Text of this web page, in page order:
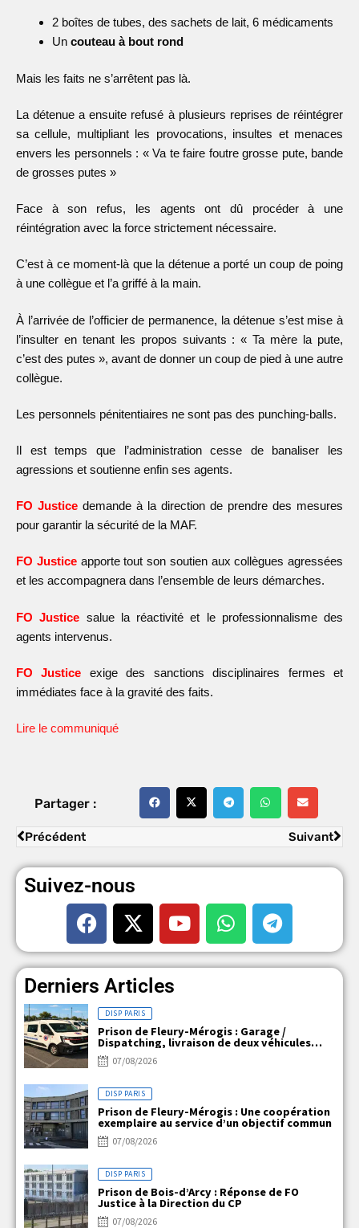
2 boîtes de tubes, des sachets de lait, 6 médicaments
Un couteau à bout rond
Mais les faits ne s’arrêtent pas là.
La détenue a ensuite refusé à plusieurs reprises de réintégrer
sa cellule, multipliant les provocations, insultes et menaces
envers les personnels : « Va te faire foutre grosse pute, bande
de grosses putes »
Face à son refus, les agents ont dû procéder à une
réintégration avec la force strictement nécessaire.
C’est à ce moment-là que la détenue a porté un coup de poing
à une collègue et l’a griffé à la main.
À l’arrivée de l’officier de permanence, la détenue s’est mise à
l’insulter en tenant les propos suivants : « Ta mère la pute,
c’est des putes », avant de donner un coup de pied à une autre
collègue.
Les personnels pénitentiaires ne sont pas des punching-balls.
Il est temps que l’administration cesse de banaliser les
agressions et soutienne enfin ses agents.
FO Justice demande à la direction de prendre des mesures
pour garantir la sécurité de la MAF.
FO Justiceapporte tout son soutien aux collègues agressées
et les accompagnera dans l’ensemble de leurs démarches.
FO Justice salue la réactivité et le professionnalisme des
agents intervenus.
FO Justice
exige des sanctions disciplinaires fermes et
immédiates face à la gravité des faits.
Lire le communiqué
Partager :
Précédent Suivant
Suivez-nous
Derniers Articles
DISP PARIS
Prison de Fleury-Mérogis : Garage /
Dispatching, livraison de deux véhicules
électriques
07/08/2026
DISP PARIS
Prison de Fleury-Mérogis : Une coopération
exemplaire au service d’un objectif commun
07/08/2026
DISP PARIS
Prison de Bois-d’Arcy : Réponse de FO
Justice à la Direction du CP
07/08/2026